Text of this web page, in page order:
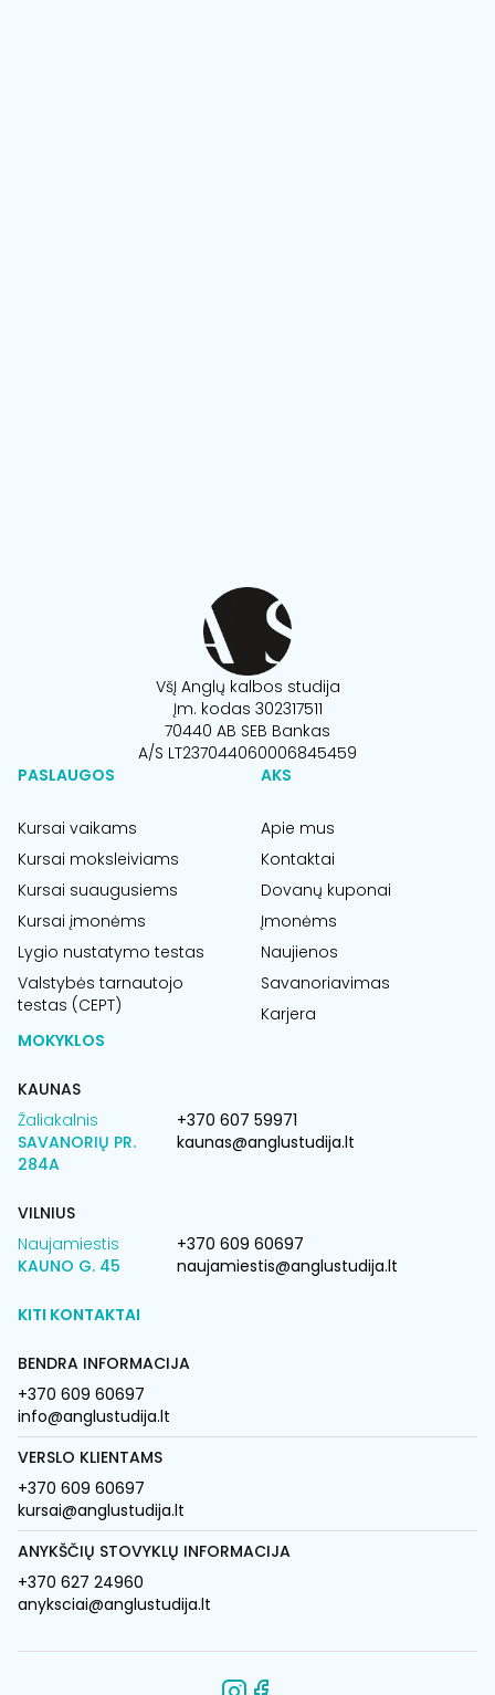
VšĮ Anglų kalbos studija
Įm. kodas 302317511
70440 AB SEB Bankas
A/S LT237044060006845459
PASLAUGOS
Kursai vaikams
Kursai moksleiviams
Kursai suaugusiems
Kursai įmonėms
Lygio nustatymo testas
Valstybės tarnautojo
testas (CEPT)
AKS
Apie mus
Kontaktai
Dovanų kuponai
Įmonėms
Naujienos
Savanoriavimas
Karjera
MOKYKLOS
KAUNAS
Žaliakalnis
SAVANORIŲ PR.
284A
+370 607 59971
kaunas@anglustudija.lt
VILNIUS
Naujamiestis
KAUNO G. 45
+370 609 60697
naujamiestis@anglustudija.lt
KITI KONTAKTAI
BENDRA INFORMACIJA
+370 609 60697
info@anglustudija.lt
VERSLO KLIENTAMS
+370 609 60697
kursai@anglustudija.lt
ANYKŠČIŲ STOVYKLŲ INFORMACIJA
+370 627 24960
anyksciai@anglustudija.lt